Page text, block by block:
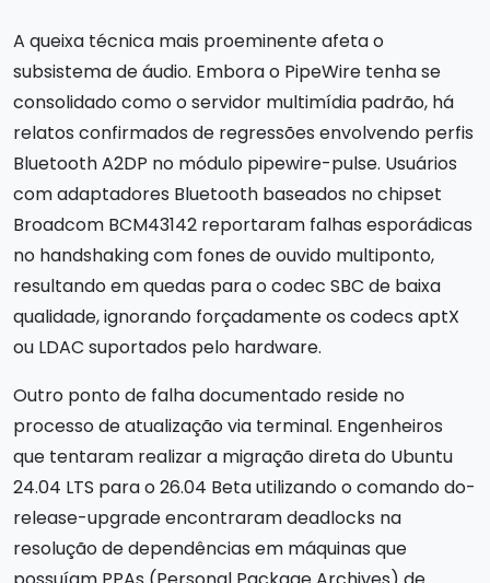
A queixa técnica mais proeminente afeta o
subsistema de áudio. Embora o PipeWire tenha se
consolidado como o servidor multimídia padrão, há
relatos confirmados de regressões envolvendo perfis
Bluetooth A2DP no módulo pipewire-pulse. Usuários
com adaptadores Bluetooth baseados no chipset
Broadcom BCM43142 reportaram falhas esporádicas
no handshaking com fones de ouvido multiponto,
resultando em quedas para o codec SBC de baixa
qualidade, ignorando forçadamente os codecs aptX
ou LDAC suportados pelo hardware.
Outro ponto de falha documentado reside no
processo de atualização via terminal. Engenheiros
que tentaram realizar a migração direta do Ubuntu
24.04 LTS para o 26.04 Beta utilizando o comando do-
release-upgrade encontraram deadlocks na
resolução de dependências em máquinas que